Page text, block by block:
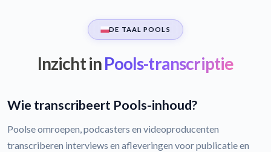
DE TAAL POOLS
Inzicht inPools-transcriptie
Wie transcribeert Pools-inhoud?
Poolse omroepen, podcasters en videoproducenten
transcriberen interviews en afleveringen voor publicatie en